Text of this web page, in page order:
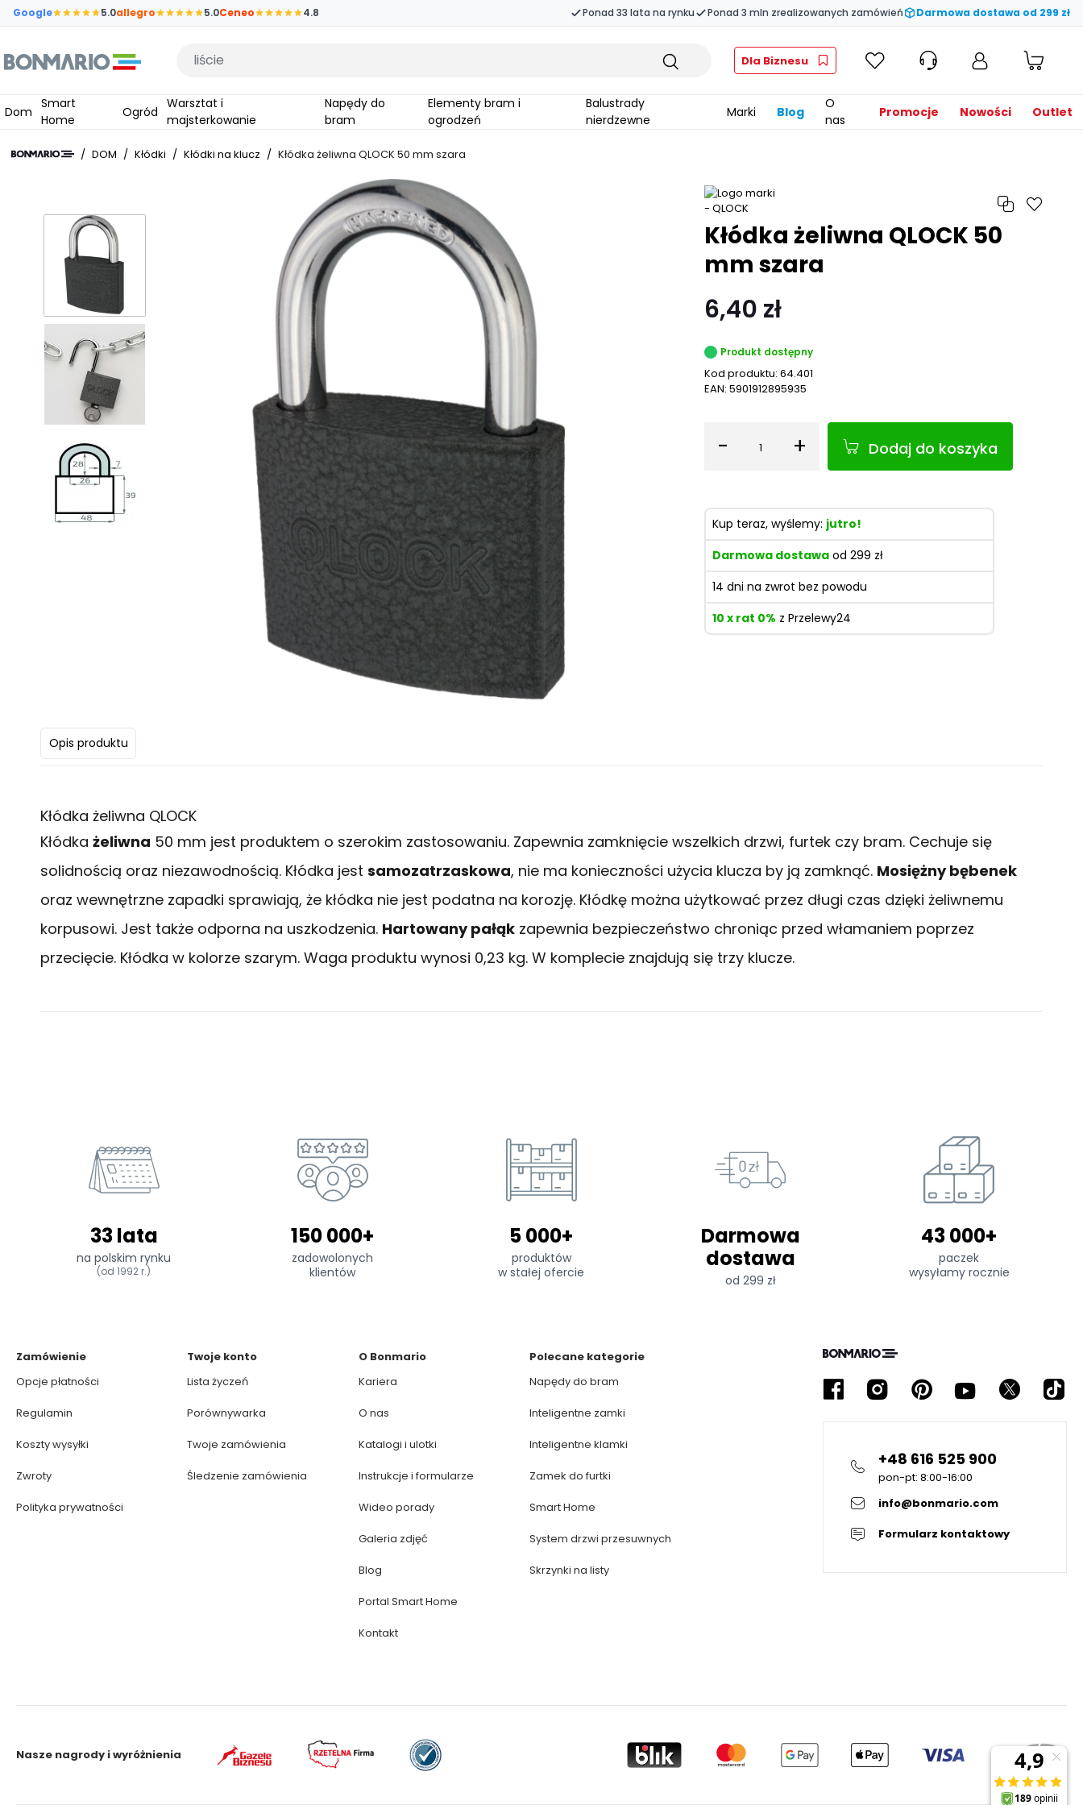
Przejdź do głównej zawartości strony
Google 5.0allegro 5.0Ceneo 4.8 Ponad 33 lata na rynku Ponad 3 mln zrealizowanych zamówień Darmowa dostawa od 299 zł
Wpisz czego szukasz Dla Biznesu
Dom
Smart
Home
Ogród
Warsztat i
majsterkowanie
Napędy do
bram
Elementy bram i
ogrodzeń
Balustrady
nierdzewne
Marki Blog
O
nas
Promocje Nowości Outlet
/ DOM / Kłódki / Kłódki na klucz / Kłódka żeliwna QLOCK 50 mm szara
Opis produktu
Kłódka żeliwna QLOCK
Kłódka żeliwna 50 mm jest produktem o szerokim zastosowaniu. Zapewnia zamknięcie wszelkich drzwi, furtek czy bram. Cechuje się
solidnością oraz niezawodnością. Kłódka jest samozatrzaskowa, nie ma konieczności użycia klucza by ją zamknąć. Mosiężny bębenek
oraz wewnętrzne zapadki sprawiają, że kłódka nie jest podatna na korozję. Kłódkę można użytkować przez długi czas dzięki żeliwnemu
korpusowi. Jest także odporna na uszkodzenia. Hartowany pałąk zapewnia bezpieczeństwo chroniąc przed włamaniem poprzez
przecięcie. Kłódka w kolorze szarym. Waga produktu wynosi 0,23 kg. W komplecie znajdują się trzy klucze.
Kłódka żeliwna QLOCK 50
mm szara
6,40 zł
Produkt dostępny
Kod produktu: 64.401
EAN: 5901912895935
- Ilość + Dodaj do koszyka
Kup teraz, wyślemy: jutro!
Darmowa dostawa od 299 zł
14 dni na zwrot bez powodu
10 x rat 0% z Przelewy24
33 lata
na polskim rynku
(od 1992 r.)
150 000+
zadowolonych
klientów
5 000+
produktów
w stałej ofercie
Darmowa
dostawa
od 299 zł
43 000+
paczek
wysyłamy rocznie
+48 616 525 900
pon-pt: 8:00-16:00
info@bonmario.com
Formularz kontaktowy
Zamówienie
Opcje płatności
Regulamin
Koszty wysyłki
Zwroty
Polityka prywatności
Twoje konto
Lista życzeń
Porównywarka
Twoje zamówienia
Śledzenie zamówienia
O Bonmario
Kariera
O nas
Katalogi i ulotki
Instrukcje i formularze
Wideo porady
Galeria zdjęć
Blog
Portal Smart Home
Kontakt
Polecane kategorie
Napędy do bram
Inteligentne zamki
Inteligentne klamki
Zamek do furtki
Smart Home
System drzwi przesuwnych
Skrzynki na listy
Nasze nagrody i wyróżnienia